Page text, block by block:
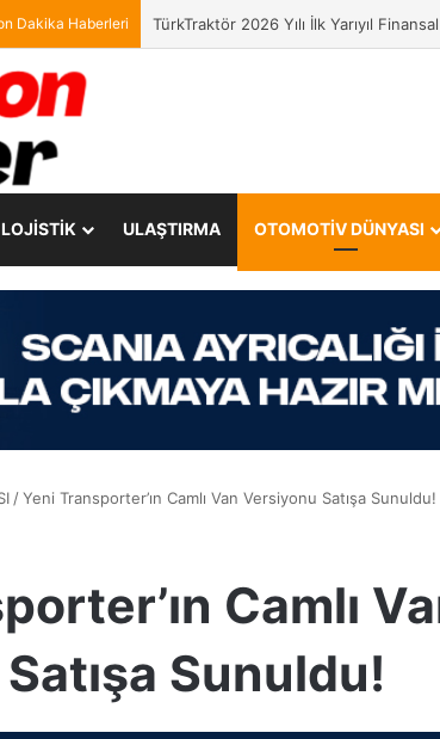
Dakika Haberleri TürkTraktör 2026 Yılı İlk Yarıyıl Finansal
LOJİSTİK ULAŞTIRMA OTOMOTİV DÜNYASI
/Yeni Transporter’ın Camlı Van Versiyonu Satışa Sunuldu!
Camlı
Sunuldu!